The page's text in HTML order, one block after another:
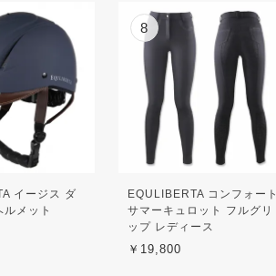
イージス ダ
メット
8
EQULIBERTA コンフォート
サマーキュロット フルグリ
ップ レディース
￥19,800